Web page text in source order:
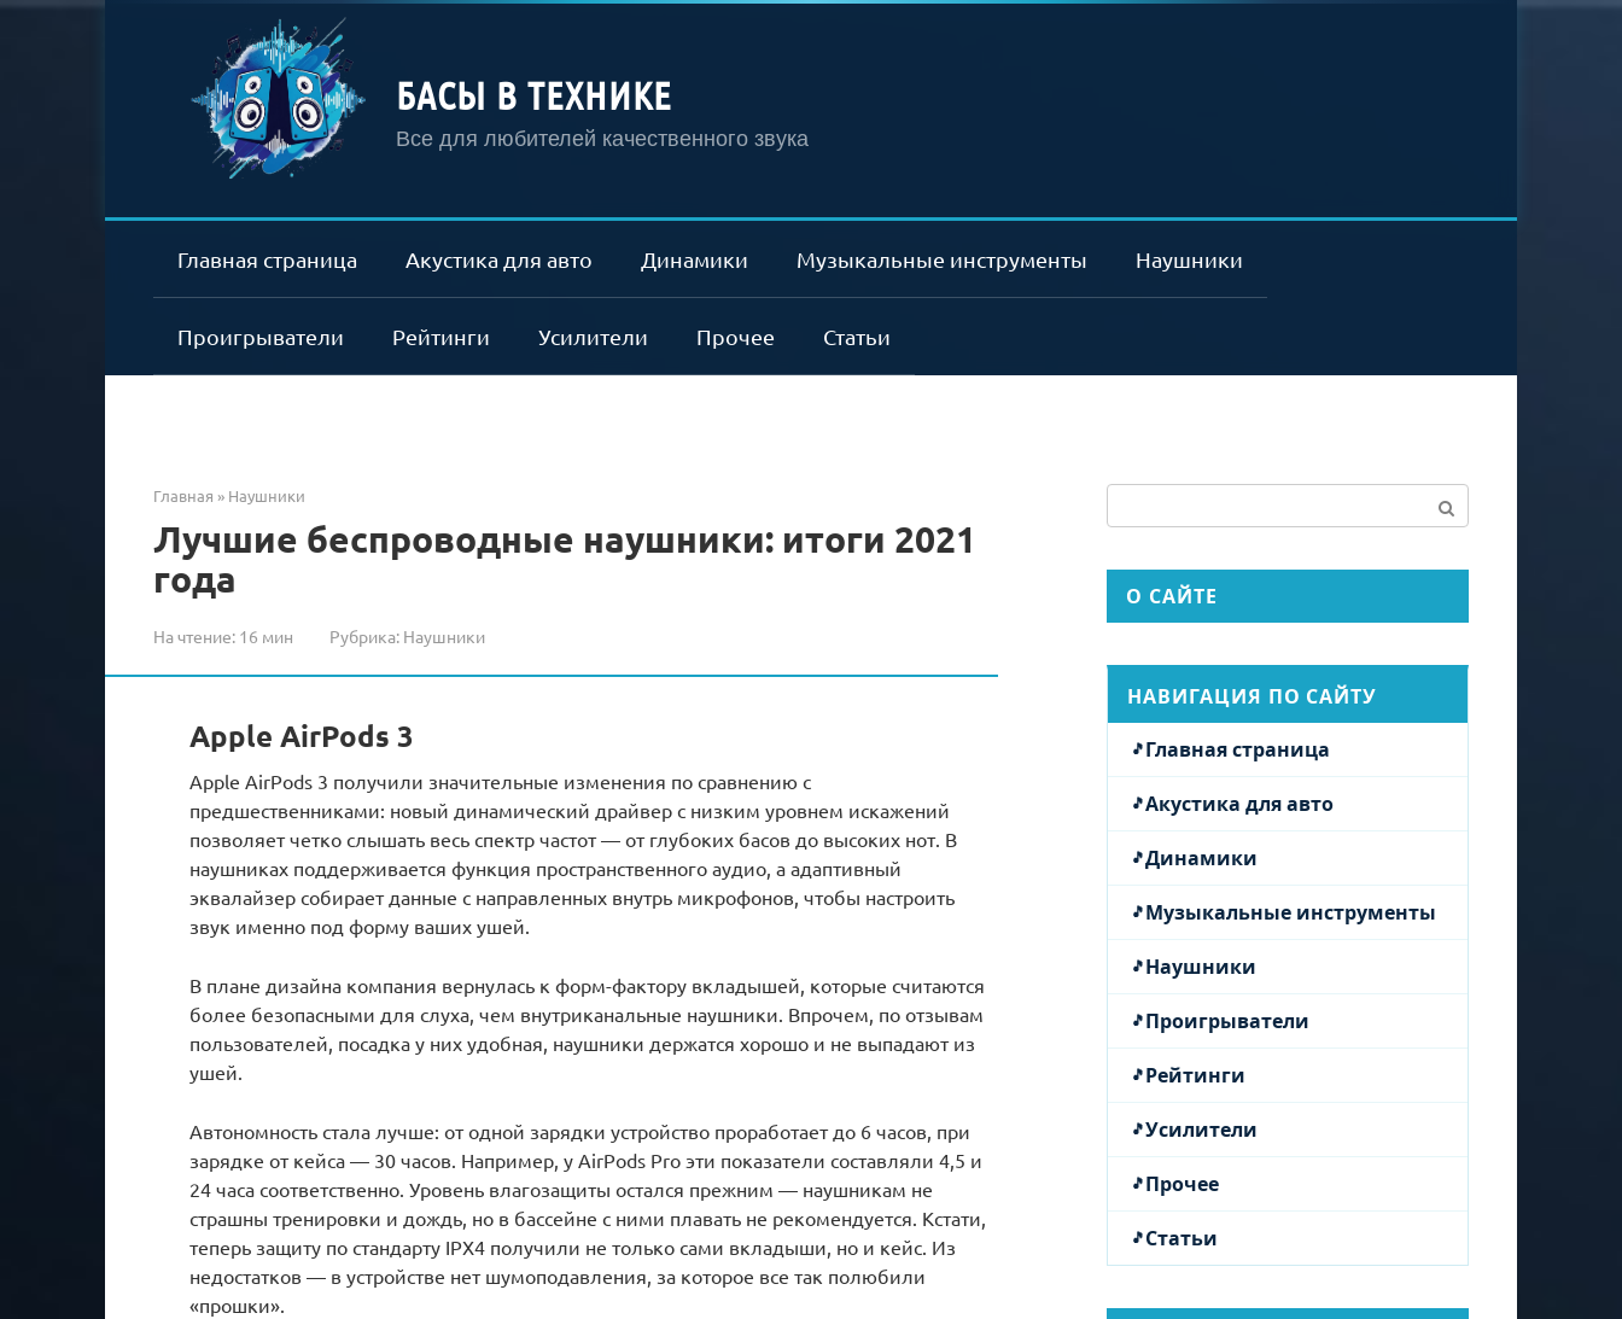
БАСЫ В ТЕХНИКЕ
Все для любителей качественного звука
Главная страница Акустика для авто Динамики Музыкальные инструменты Наушники
Проигрыватели Рейтинги Усилители Прочее Статьи
Главная » Наушники
Лучшие беспроводные наушники: итоги 2021
года
На чтение: 16 мин Рубрика: Наушники
Apple AirPods 3
Apple AirPods 3 получили значительные изменения по сравнению с
предшественниками: новый динамический драйвер с низким уровнем искажений
позволяет четко слышать весь спектр частот — от глубоких басов до высоких нот. В
наушниках поддерживается функция пространственного аудио, а адаптивный
эквалайзер собирает данные с направленных внутрь микрофонов, чтобы настроить
звук именно под форму ваших ушей.
В плане дизайна компания вернулась к форм-фактору вкладышей, которые считаются
более безопасными для слуха, чем внутриканальные наушники. Впрочем, по отзывам
пользователей, посадка у них удобная, наушники держатся хорошо и не выпадают из
ушей.
Автономность стала лучше: от одной зарядки устройство проработает до 6 часов, при
зарядке от кейса — 30 часов. Например, у AirPods Pro эти показатели составляли 4,5 и
24 часа соответственно. Уровень влагозащиты остался прежним — наушникам не
страшны тренировки и дождь, но в бассейне с ними плавать не рекомендуется. Кстати,
теперь защиту по стандарту IPX4 получили не только сами вкладыши, но и кейс. Из
недостатков — в устройстве нет шумоподавления, за которое все так полюбили
«прошки».
О САЙТЕ
НАВИГАЦИЯ ПО САЙТУ
Главная страница
Акустика для авто
Динамики
Музыкальные инструменты
Наушники
Проигрыватели
Рейтинги
Усилители
Прочее
Статьи